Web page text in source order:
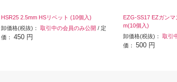
HSR25 2.5mm HSリベット (10個入)
卸価格(税抜)： 取引中の会員のみ公開 / 定
価： 450 円
EZG-SS17 EZガン
m(10個入)
卸価格(税抜)： 取引
価： 500 円